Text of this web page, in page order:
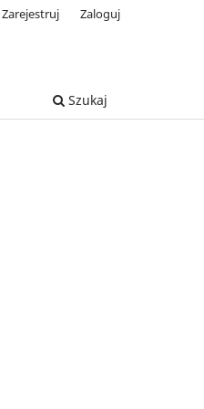
Szukaj
Zarejestruj Zaloguj